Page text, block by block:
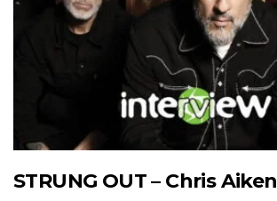
STRUNG OUT – Chris Aiken